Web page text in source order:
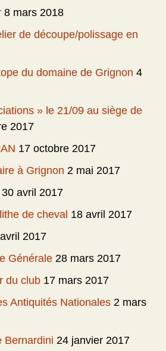
8 mars 2018
de découpe/polissage en
du domaine de Grignon 4
» le 21/09 au siège de
2017
17 octobre 2017
à Grignon 2 mai 2017
30 avril 2017
de cheval 18 avril 2017
2017
Générale 28 mars 2017
du club 17 mars 2017
Antiquités Nationales 2 mars
Bernardini 24 janvier 2017